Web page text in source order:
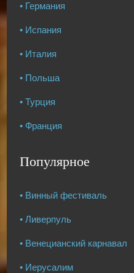
• Германия
• Испания
• Италия
• Польша
• Турция
• Франция
Популярное
• Винный фестиваль
• Ливерпуль
• Венецианский карнавал
• Иерусалим